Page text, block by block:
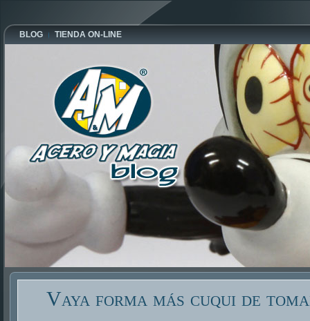
BLOG TIENDA ON-LINE
Vaya forma más cuqui de